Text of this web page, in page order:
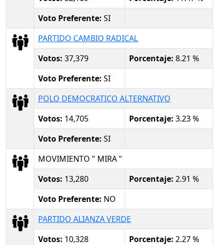
Voto Preferente: SI
PARTIDO CAMBIO RADICAL
Votos: 37,379 Porcentaje: 8.21 %
Voto Preferente: SI
POLO DEMOCRATICO ALTERNATIVO
Votos: 14,705 Porcentaje: 3.23 %
Voto Preferente: SI
MOVIMIENTO " MIRA "
Votos: 13,280 Porcentaje: 2.91 %
Voto Preferente: NO
PARTIDO ALIANZA VERDE
Votos: 10,328 Porcentaje: 2.27 %